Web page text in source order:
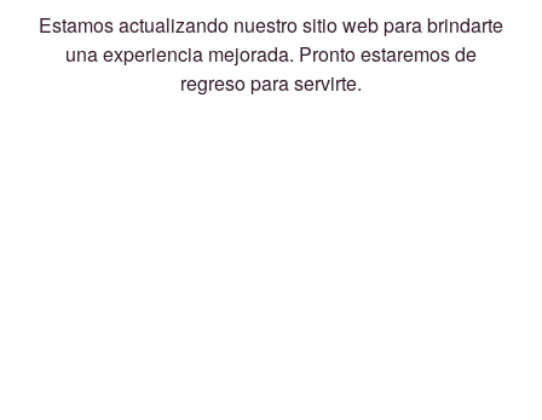
Estamos actualizando nuestro sitio web para brindarte
una experiencia mejorada. Pronto estaremos de
regreso para servirte.